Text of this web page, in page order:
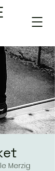
Merzig